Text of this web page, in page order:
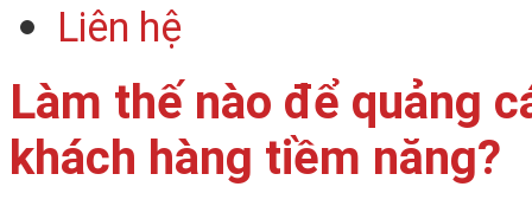
Liên hệ
Làm thế nào để quảng
khách hàng tiềm năng?